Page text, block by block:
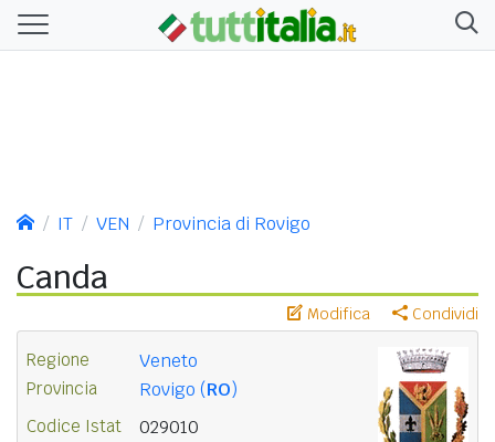
IT VEN Provincia di Rovigo
Canda
Modifica Condividi
Regione Veneto
Provincia Rovigo (RO)
Codice Istat 029010